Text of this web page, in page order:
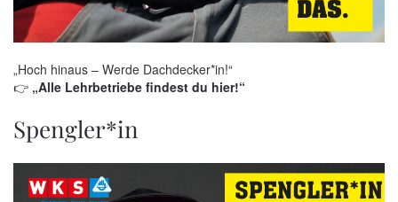
„Hoch hinaus – Werde Dachdecker*in!“
👉 „Alle Lehrbetriebe findest du hier!“
Spengler*in